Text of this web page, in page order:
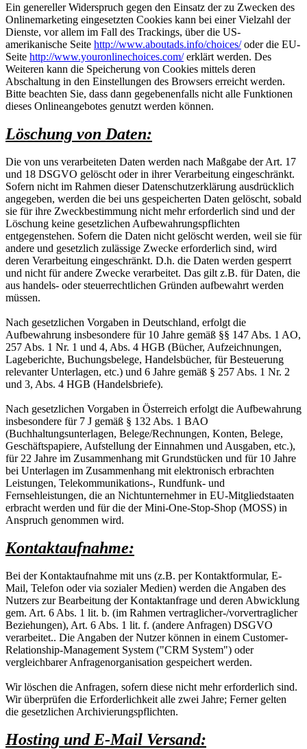
Ein genereller Widerspruch gegen den Einsatz der zu Zwecken des
Onlinemarketing eingesetzten Cookies kann bei einer Vielzahl der
Dienste, vor allem im Fall des Trackings, über die US-
amerikanische Seite http://www.aboutads.info/choices/oder die EU-
Seite http://www.youronlinechoices.com/erklärt werden. Des
Weiteren kann die Speicherung von Cookies mittels deren
Abschaltung in den Einstellungen des Browsers erreicht werden.
Bitte beachten Sie, dass dann gegebenenfalls nicht alle Funktionen
dieses Onlineangebotes genutzt werden können.
Löschung von Daten:
Die von uns verarbeiteten Daten werden nach Maßgabe der Art. 17
und 18 DSGVO gelöscht oder in ihrer Verarbeitung eingeschränkt.
Sofern nicht im Rahmen dieser Datenschutzerklärung ausdrücklich
angegeben, werden die bei uns gespeicherten Daten gelöscht, sobald
sie für ihre Zweckbestimmung nicht mehr erforderlich sind und der
Löschung keine gesetzlichen Aufbewahrungspflichten
entgegenstehen. Sofern die Daten nicht gelöscht werden, weil sie für
andere und gesetzlich zulässige Zwecke erforderlich sind, wird
deren Verarbeitung eingeschränkt. D.h. die Daten werden gesperrt
und nicht für andere Zwecke verarbeitet. Das gilt z.B. für Daten, die
aus handels- oder steuerrechtlichen Gründen aufbewahrt werden
müssen.
Nach gesetzlichen Vorgaben in Deutschland, erfolgt die
Aufbewahrung insbesondere für 10 Jahre gemäß §§ 147 Abs. 1 AO,
257 Abs. 1 Nr. 1 und 4, Abs. 4 HGB (Bücher, Aufzeichnungen,
Lageberichte, Buchungsbelege, Handelsbücher, für Besteuerung
relevanter Unterlagen, etc.) und 6 Jahre gemäß § 257 Abs. 1 Nr. 2
und 3, Abs. 4 HGB (Handelsbriefe).
Nach gesetzlichen Vorgaben in Österreich erfolgt die Aufbewahrung
insbesondere für 7 J gemäß § 132 Abs. 1 BAO
(Buchhaltungsunterlagen, Belege/Rechnungen, Konten, Belege,
Geschäftspapiere, Aufstellung der Einnahmen und Ausgaben, etc.),
für 22 Jahre im Zusammenhang mit Grundstücken und für 10 Jahre
bei Unterlagen im Zusammenhang mit elektronisch erbrachten
Leistungen, Telekommunikations-, Rundfunk- und
Fernsehleistungen, die an Nichtunternehmer in EU-Mitgliedstaaten
erbracht werden und für die der Mini-One-Stop-Shop (MOSS) in
Anspruch genommen wird.
Kontaktaufnahme:
Bei der Kontaktaufnahme mit uns (z.B. per Kontaktformular, E-
Mail, Telefon oder via sozialer Medien) werden die Angaben des
Nutzers zur Bearbeitung der Kontaktanfrage und deren Abwicklung
gem. Art. 6 Abs. 1 lit. b. (im Rahmen vertraglicher-/vorvertraglicher
Beziehungen), Art. 6 Abs. 1 lit. f. (andere Anfragen) DSGVO
verarbeitet.. Die Angaben der Nutzer können in einem Customer-
Relationship-Management System ("CRM System") oder
vergleichbarer Anfragenorganisation gespeichert werden.
Wir löschen die Anfragen, sofern diese nicht mehr erforderlich sind.
Wir überprüfen die Erforderlichkeit alle zwei Jahre; Ferner gelten
die gesetzlichen Archivierungspflichten.
Hosting und E-Mail Versand: